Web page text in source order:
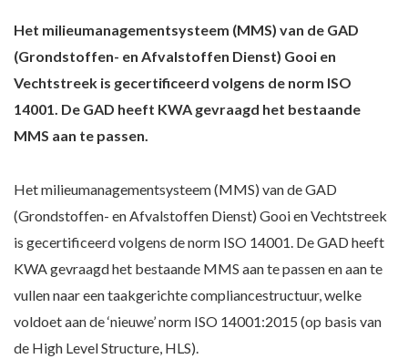
Het milieumanagementsysteem (MMS) van de GAD
(Grondstoffen- en Afvalstoffen Dienst) Gooi en
Vechtstreek is gecertificeerd volgens de norm ISO
14001. De GAD heeft KWA gevraagd het bestaande
MMS aan te passen.
Het milieumanagementsysteem (MMS) van de GAD
(Grondstoffen- en Afvalstoffen Dienst) Gooi en Vechtstreek
is gecertificeerd volgens de norm ISO 14001. De GAD heeft
KWA gevraagd het bestaande MMS aan te passen en aan te
vullen naar een taakgerichte compliancestructuur, welke
voldoet aan de ‘nieuwe’ norm ISO 14001:2015 (op basis van
de High Level Structure, HLS).